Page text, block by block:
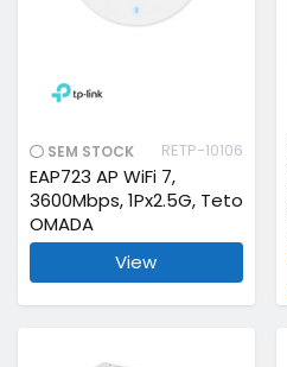
SEM STOCK RETP-10106
EAP723 AP WiFi 7,
3600Mbps, 1Px2.5G, Teto
OMADA
View